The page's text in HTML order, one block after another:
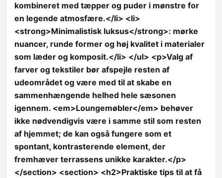
kombineret med tæpper og puder i mønstre for
en legende atmosfære.</li> <li>
<strong>Minimalistisk luksus</strong>: mørke
nuancer, runde former og høj kvalitet i materialer
som læder og komposit.</li> </ul> <p>Valg af
farver og tekstiler bør afspejle resten af
udeområdet og være med til at skabe en
sammenhængende helhed hele sæsonen
igennem. <em>Loungemøbler</em> behøver
ikke nødvendigvis være i samme stil som resten
af hjemmet; de kan også fungere som et
spontant, kontrasterende element, der
fremhæver terrassens unikke karakter.</p>
</section> <section> <h2>Praktiske tips til at få